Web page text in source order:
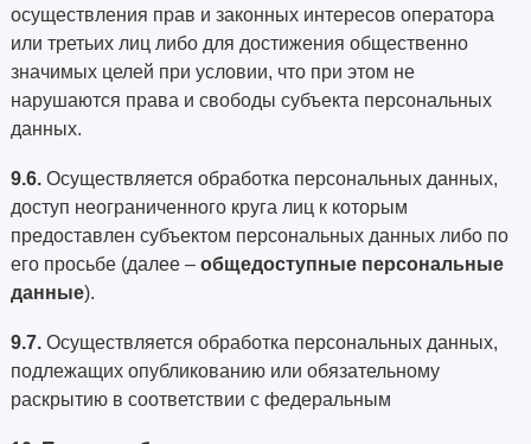
осуществления прав и законных интересов оператора
или третьих лиц либо для достижения общественно
значимых целей при условии, что при этом не
нарушаются права и свободы субъекта персональных
данных.
9.6. Осуществляется обработка персональных данных,
доступ неограниченного круга лиц к которым
предоставлен субъектом персональных данных либо по
его просьбе (далее – общедоступные персональные
данные).
9.7. Осуществляется обработка персональных данных,
подлежащих опубликованию или обязательному
раскрытию в соответствии с федеральным